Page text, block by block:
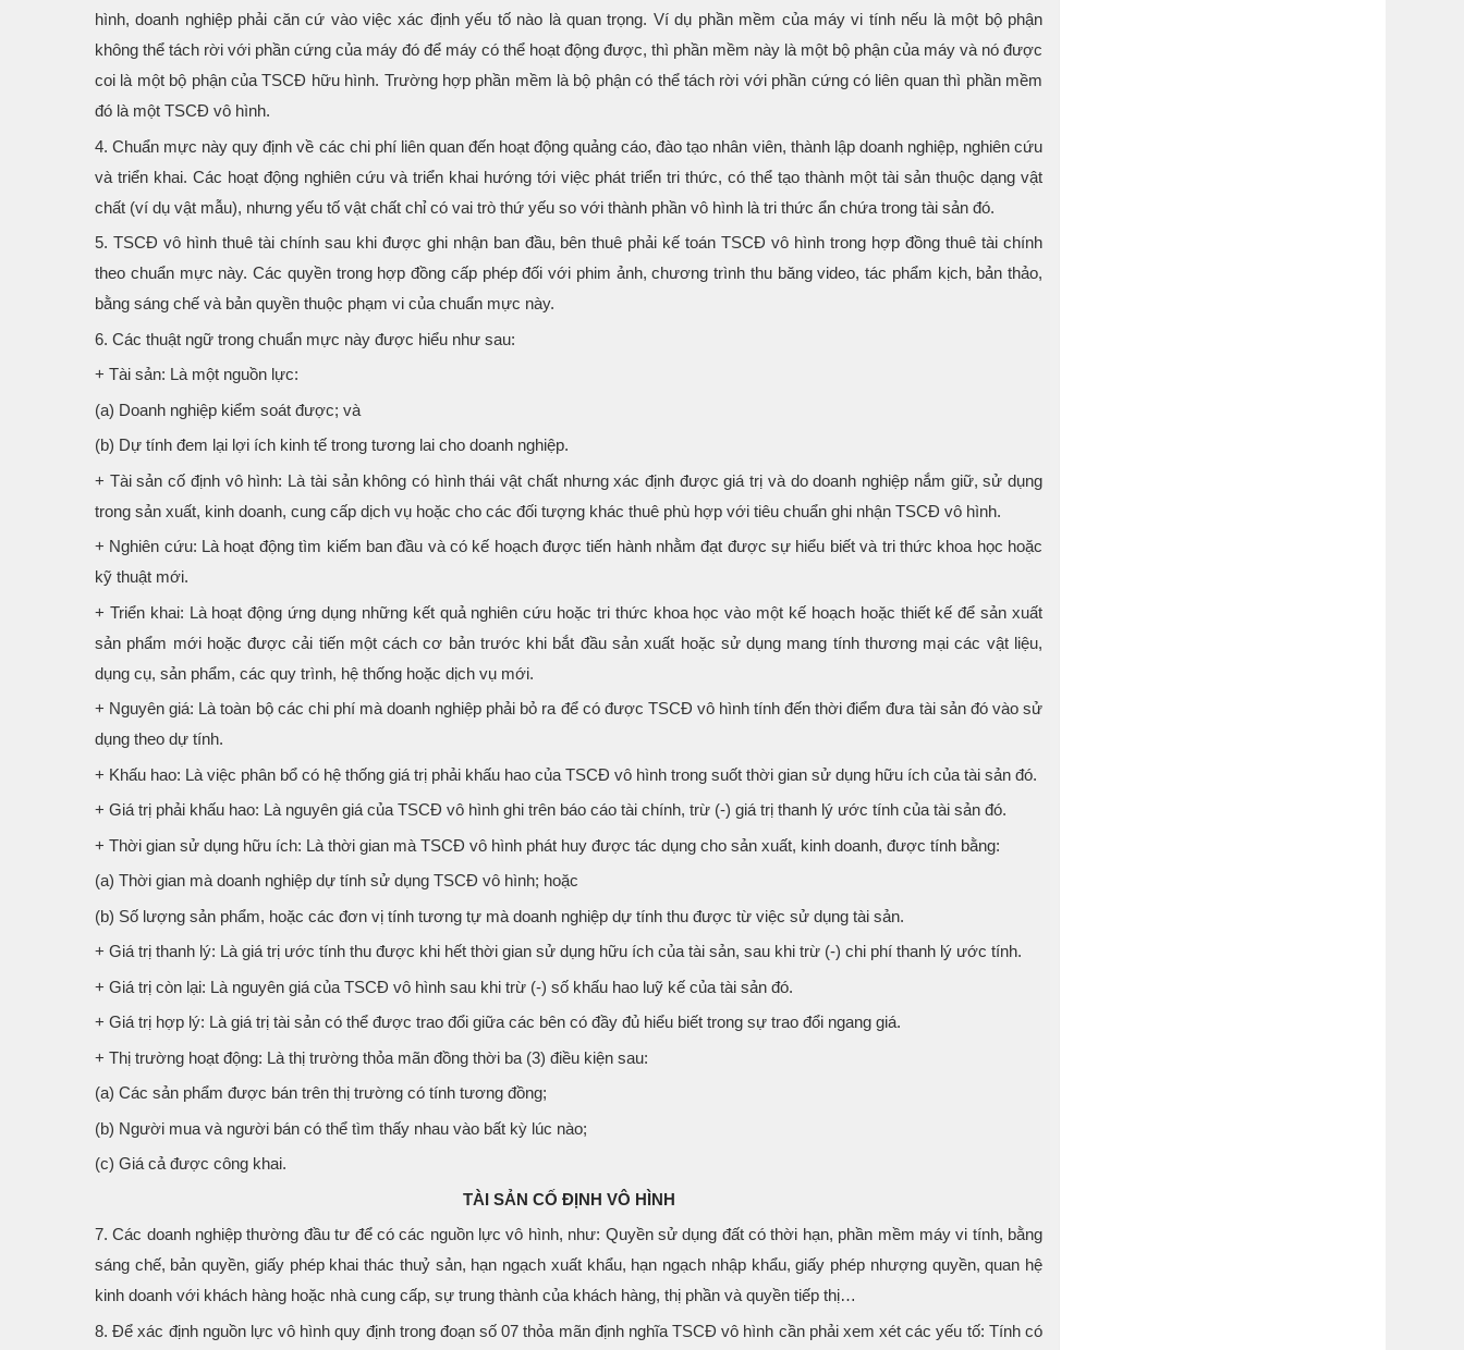
hình, doanh nghiệp phải căn cứ vào việc xác định yếu tố nào là quan trọng. Ví dụ phần mềm của máy vi tính nếu là một bộ phận
không thể tách rời với phần cứng của máy đó để máy có thể hoạt động được, thì phần mềm này là một bộ phận của máy và nó được
coi là một bộ phận của TSCĐ hữu hình. Trường hợp phần mềm là bộ phận có thể tách rời với phần cứng có liên quan thì phần mềm
đó là một TSCĐ vô hình.
4. Chuẩn mực này quy định về các chi phí liên quan đến hoạt động quảng cáo, đào tạo nhân viên, thành lập doanh nghiệp, nghiên cứu
và triển khai. Các hoạt động nghiên cứu và triển khai hướng tới việc phát triển tri thức, có thể tạo thành một tài sản thuộc dạng vật
chất (ví dụ vật mẫu), nhưng yếu tố vật chất chỉ có vai trò thứ yếu so với thành phần vô hình là tri thức ẩn chứa trong tài sản đó.
5. TSCĐ vô hình thuê tài chính sau khi được ghi nhận ban đầu, bên thuê phải kế toán TSCĐ vô hình trong hợp đồng thuê tài chính
theo chuẩn mực này. Các quyền trong hợp đồng cấp phép đối với phim ảnh, chương trình thu băng video, tác phẩm kịch, bản thảo,
bằng sáng chế và bản quyền thuộc phạm vi của chuẩn mực này.
6. Các thuật ngữ trong chuẩn mực này được hiểu như sau:
+ Tài sản: Là một nguồn lực:
(a) Doanh nghiệp kiểm soát được; và
(b) Dự tính đem lại lợi ích kinh tế trong tương lai cho doanh nghiệp.
+ Tài sản cố định vô hình: Là tài sản không có hình thái vật chất nhưng xác định được giá trị và do doanh nghiệp nắm giữ, sử dụng
trong sản xuất, kinh doanh, cung cấp dịch vụ hoặc cho các đối tượng khác thuê phù hợp với tiêu chuẩn ghi nhận TSCĐ vô hình.
+ Nghiên cứu: Là hoạt động tìm kiếm ban đầu và có kế hoạch được tiến hành nhằm đạt được sự hiểu biết và tri thức khoa học hoặc
kỹ thuật mới.
+ Triển khai: Là hoạt động ứng dụng những kết quả nghiên cứu hoặc tri thức khoa học vào một kế hoạch hoặc thiết kế để sản xuất
sản phẩm mới hoặc được cải tiến một cách cơ bản trước khi bắt đầu sản xuất hoặc sử dụng mang tính thương mại các vật liệu,
dụng cụ, sản phẩm, các quy trình, hệ thống hoặc dịch vụ mới.
+ Nguyên giá: Là toàn bộ các chi phí mà doanh nghiệp phải bỏ ra để có được TSCĐ vô hình tính đến thời điểm đưa tài sản đó vào sử
dụng theo dự tính.
+ Khấu hao: Là việc phân bổ có hệ thống giá trị phải khấu hao của TSCĐ vô hình trong suốt thời gian sử dụng hữu ích của tài sản đó.
+ Giá trị phải khấu hao: Là nguyên giá của TSCĐ vô hình ghi trên báo cáo tài chính, trừ (-) giá trị thanh lý ước tính của tài sản đó.
+ Thời gian sử dụng hữu ích: Là thời gian mà TSCĐ vô hình phát huy được tác dụng cho sản xuất, kinh doanh, được tính bằng:
(a) Thời gian mà doanh nghiệp dự tính sử dụng TSCĐ vô hình; hoặc
(b) Số lượng sản phẩm, hoặc các đơn vị tính tương tự mà doanh nghiệp dự tính thu được từ việc sử dụng tài sản.
+ Giá trị thanh lý: Là giá trị ước tính thu được khi hết thời gian sử dụng hữu ích của tài sản, sau khi trừ (-) chi phí thanh lý ước tính.
+ Giá trị còn lại: Là nguyên giá của TSCĐ vô hình sau khi trừ (-) số khấu hao luỹ kế của tài sản đó.
+ Giá trị hợp lý: Là giá trị tài sản có thể được trao đổi giữa các bên có đầy đủ hiểu biết trong sự trao đổi ngang giá.
+ Thị trường hoạt động: Là thị trường thỏa mãn đồng thời ba (3) điều kiện sau:
(a) Các sản phẩm được bán trên thị trường có tính tương đồng;
(b) Người mua và người bán có thể tìm thấy nhau vào bất kỳ lúc nào;
(c) Giá cả được công khai.
TÀI SẢN CỐ ĐỊNH VÔ HÌNH
7. Các doanh nghiệp thường đầu tư để có các nguồn lực vô hình, như: Quyền sử dụng đất có thời hạn, phần mềm máy vi tính, bằng
sáng chế, bản quyền, giấy phép khai thác thuỷ sản, hạn ngạch xuất khẩu, hạn ngạch nhập khẩu, giấy phép nhượng quyền, quan hệ
kinh doanh với khách hàng hoặc nhà cung cấp, sự trung thành của khách hàng, thị phần và quyền tiếp thị…
8. Để xác định nguồn lực vô hình quy định trong đoạn số 07 thỏa mãn định nghĩa TSCĐ vô hình cần phải xem xét các yếu tố: Tính có